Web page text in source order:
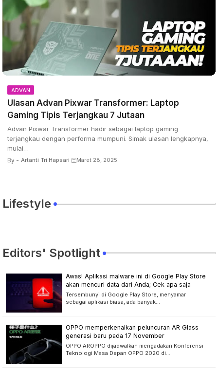
2 Jagoan MPV Listrik Maxus di GIIAS 2026
7 Agu 2026
Maxus hadir di GIIAS 2026 dengan MPV listrik premium MIFA 7 dan MIFA 9.
7 Agu 2026